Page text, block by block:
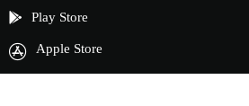
Play Store
Apple Store